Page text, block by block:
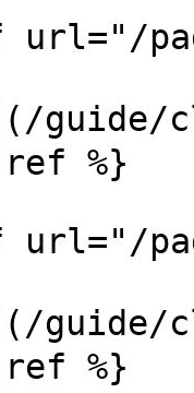
](/
ref %}
](/
ref %}